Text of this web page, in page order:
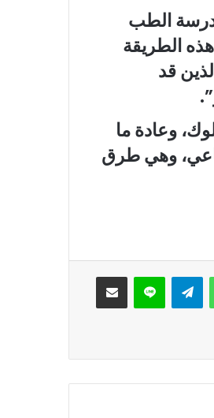
الطب
هذه الطريقة
قد
وعادة ما
وهي طرق
واتساب لاين